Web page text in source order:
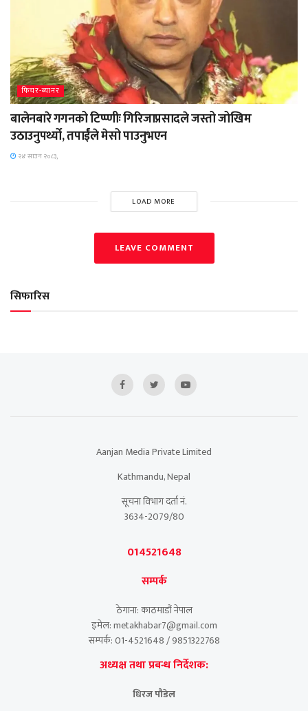
फिचर-ब्यानर
बालेनबारे गगनको टिप्प्णीः गिरिजाप्रसादले जस्तो जोखिम
उठाउनुपर्थ्यो, तपार्ईंले मेसो पाउनुभएन
२४ साउन २०८३,
LOAD MORE
LEAVE COMMENT
सिफारिस
Aanjan Media Private Limited
Kathmandu, Nepal
सूचना विभाग दर्ता नं.
3634-2079/80
014521648
सम्पर्क
ठेगाना: काठमाडौं नेपाल
इमेल: metakhabar7@gmail.com
सम्पर्क: 01-4521648 / 9851322768
अध्यक्ष तथा प्रबन्ध निर्देशक:
धिरज पौडेल